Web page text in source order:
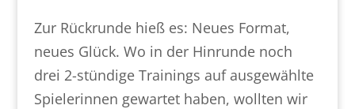
Zur Rückrunde hieß es: Neues Format,
neues Glück. Wo in der Hinrunde noch
drei 2-stündige Trainings auf ausgewählte
Spielerinnen gewartet haben, wollten wir